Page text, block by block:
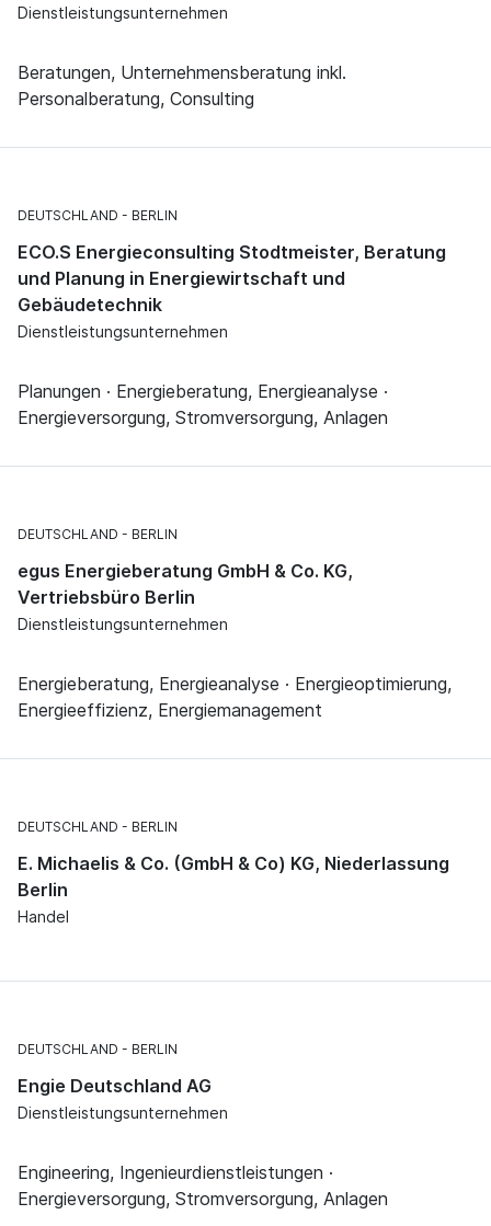
Dienstleistungsunternehmen
Beratungen, Unternehmensberatung inkl.
Personalberatung, Consulting
DEUTSCHLAND BERLIN
ECO.S Energieconsulting Stodtmeister, Beratung
und Planung in Energiewirtschaft und
Gebäudetechnik
Dienstleistungsunternehmen
Planungen · Energieberatung, Energieanalyse ·
Energieversorgung, Stromversorgung, Anlagen
DEUTSCHLAND BERLIN
egus Energieberatung GmbH & Co. KG,
Vertriebsbüro Berlin
Dienstleistungsunternehmen
Energieberatung, Energieanalyse · Energieoptimierung,
Energieeffizienz, Energiemanagement
DEUTSCHLAND BERLIN
E. Michaelis & Co. (GmbH & Co) KG, Niederlassung
Berlin
Handel
DEUTSCHLAND BERLIN
Engie Deutschland AG
Dienstleistungsunternehmen
Engineering, Ingenieurdienstleistungen ·
Energieversorgung, Stromversorgung, Anlagen